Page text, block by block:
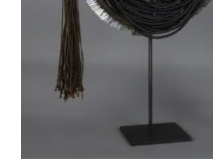
AMS030 Collier – Brésil